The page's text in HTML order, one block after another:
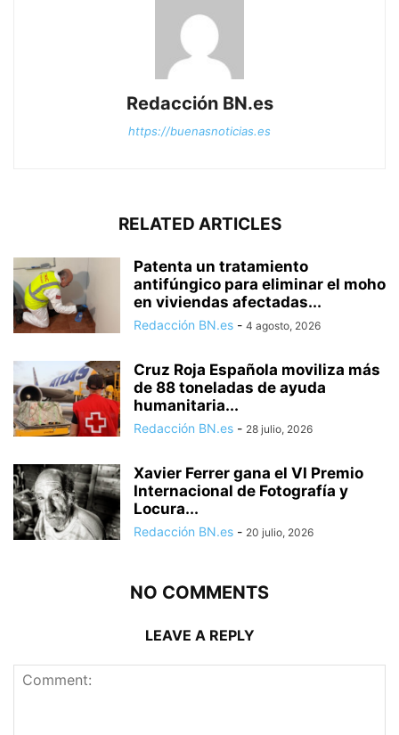
Redacción BN.es
https://buenasnoticias.es
RELATED ARTICLES
Patenta un tratamiento
antifúngico para eliminar el moho
en viviendas afectadas...
Redacción BN.es - 4 agosto, 2026
Cruz Roja Española moviliza más
de 88 toneladas de ayuda
humanitaria...
Redacción BN.es - 28 julio, 2026
Xavier Ferrer gana el VI Premio
Internacional de Fotografía y
Locura...
Redacción BN.es - 20 julio, 2026
NO COMMENTS
LEAVE A REPLY